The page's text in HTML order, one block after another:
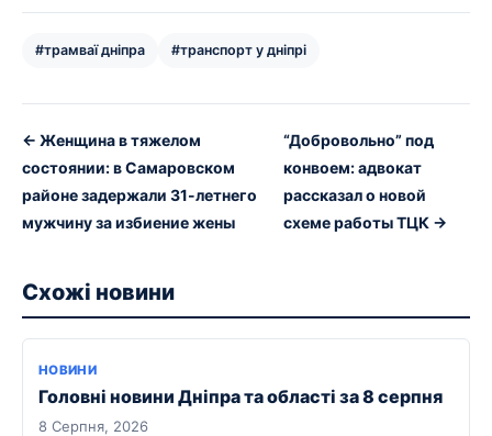
#трамваї дніпра #транспорт у дніпрі
← Женщина в тяжелом
состоянии: в Самаровском
районе задержали 31-летнего
мужчину за избиение жены
“Добровольно” под
конвоем: адвокат
рассказал о новой
схеме работы ТЦК →
Схожі новини
НОВИНИ
Головні новини Дніпра та області за 8 серпня
8 Серпня, 2026